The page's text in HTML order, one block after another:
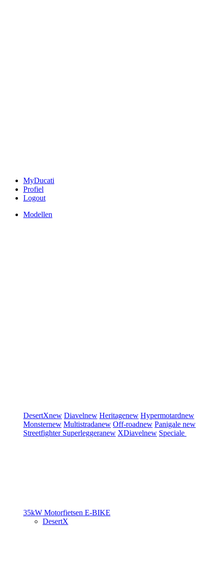
MyDucati
Profiel
Logout
Modellen
DesertXnew Diavelnew Heritagenew Hypermotardnew
Monsternew Multistradanew Off-roadnew Panigale new
Streetfighter Superleggeranew XDiavelnew Speciale
35kW Motorfietsen E-BIKE
DesertX